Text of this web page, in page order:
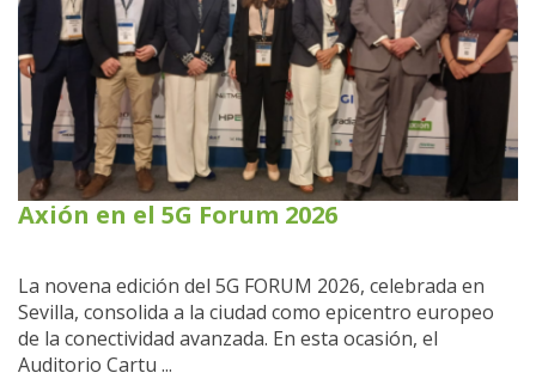
Axión en el 5G Forum 2026
La novena edición del 5G FORUM 2026, celebrada en
Sevilla, consolida a la ciudad como epicentro europeo
de la conectividad avanzada. En esta ocasión, el
Auditorio Cartu ...